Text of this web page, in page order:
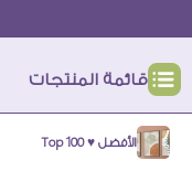
قائمة المنتجات
الأفضل ♥ Top 100